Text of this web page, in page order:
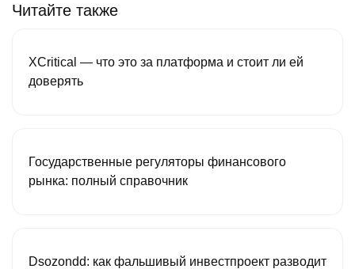
Читайте также
XCritical — что это за платформа и стоит ли ей
доверять
Государственные регуляторы финансового
рынка: полный справочник
Dsozondd: как фальшивый инвестпроект разводит